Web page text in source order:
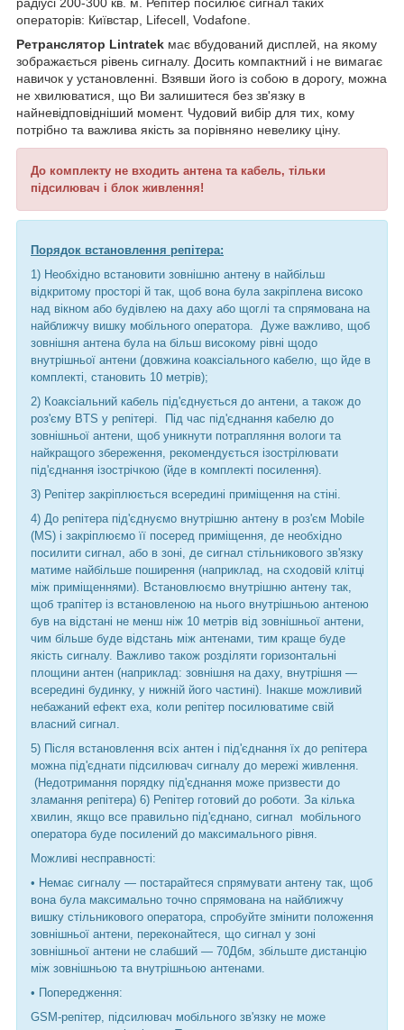
операторів: Київстар, Lifecell, Vodafonе.
Ретранслятор Lintratek має вбудований дисплей, на якому
зображається рівень сигналу. Досить компактний і не вимагає
навичок у установленні. Взявши його із собою в дорогу, можна
не хвилюватися, що Ви залишитеся без зв'язку в
найневідповідніший момент. Чудовий вибір для тих, кому
потрібно та важлива якість за порівняно невелику ціну.
До комплекту не входить антена та кабель, тільки
підсилювач і блок живлення!
Порядок встановлення репітера:
1) Необхідно встановити зовнішню антену в найбільш
відкритому просторі й так, щоб вона була закріплена високо
над вікном або будівлею на даху або щоглі та спрямована на
найближчу вишку мобільного оператора. Дуже важливо, щоб
зовнішня антена була на більш високому рівні щодо
внутрішньої антени (довжина коаксіального кабелю, що йде в
комплекті, становить 10 метрів);
2) Коаксіальний кабель під'єднується до антени, а також до
роз'єму BTS у репітері. Під час під'єднання кабелю до
зовнішньої антени, щоб уникнути потрапляння вологи та
найкращого збереження, рекомендується ізострілювати
під'єднання ізострічкою (йде в комплекті посилення).
3) Репітер закріплюється всередині приміщення на стіні.
4) До репітера під'єднуємо внутрішню антену в роз'єм Mobile
(MS) і закріплюємо її посеред приміщення, де необхідно
посилити сигнал, або в зоні, де сигнал стільникового зв'язку
матиме найбільше поширення (наприклад, на сходовій клітці
між приміщеннями). Встановлюємо внутрішню антену так,
щоб трапітер із встановленою на нього внутрішньою антеною
був на відстані не менш ніж 10 метрів від зовнішньої антени,
чим більше буде відстань між антенами, тим краще буде
якість сигналу. Важливо також розділяти горизонтальні
площини антен (наприклад: зовнішня на даху, внутрішня —
всередині будинку, у нижній його частині). Інакше можливий
небажаний ефект еха, коли репітер посилюватиме свій
власний сигнал.
5) Після встановлення всіх антен і під'єднання їх до репітера
можна під'єднати підсилювач сигналу до мережі живлення.
(Недотримання порядку під'єднання може призвести до
зламання репітера) 6) Репітер готовий до роботи. За кілька
хвилин, якщо все правильно під'єднано, сигнал мобільного
оператора буде посилений до максимального рівня.
Можливі несправності:
• Немає сигналу — постарайтеся спрямувати антену так, щоб
вона була максимально точно спрямована на найближчу
вишку стільникового оператора, спробуйте змінити положення
зовнішньої антени, переконайтеся, що сигнал у зоні
зовнішньої антени не слабший — 70Дбм, збільште дистанцію
між зовнішньою та внутрішньою антенами.
• Попередження:
GSM-репітер, підсилювач мобільного зв'язку не може